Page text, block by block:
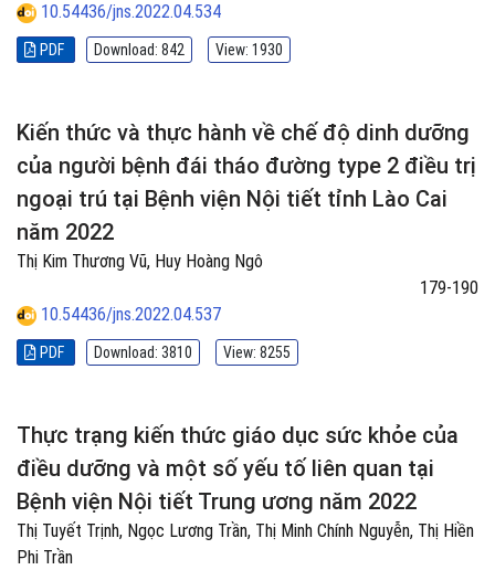
10.54436/jns.2022.04.534
PDF Download: 842 View: 1930
Kiến thức và thực hành về chế độ dinh dưỡng
của người bệnh đái tháo đường type 2 điều trị
ngoại trú tại Bệnh viện Nội tiết tỉnh Lào Cai
năm 2022
Thị Kim Thương Vũ, Huy Hoàng Ngô
179-190
10.54436/jns.2022.04.537
PDF Download: 3810 View: 8255
Thực trạng kiến thức giáo dục sức khỏe của
điều dưỡng và một số yếu tố liên quan tại
Bệnh viện Nội tiết Trung ương năm 2022
Thị Tuyết Trịnh, Ngọc Lương Trần, Thị Minh Chính Nguyễn, Thị Hiền
Phi Trần